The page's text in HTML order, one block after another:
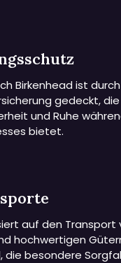
Birkenhead ist
gedeckt, die
und Ruhe
bietet.
auf den Transport
hochwertigen
die besondere